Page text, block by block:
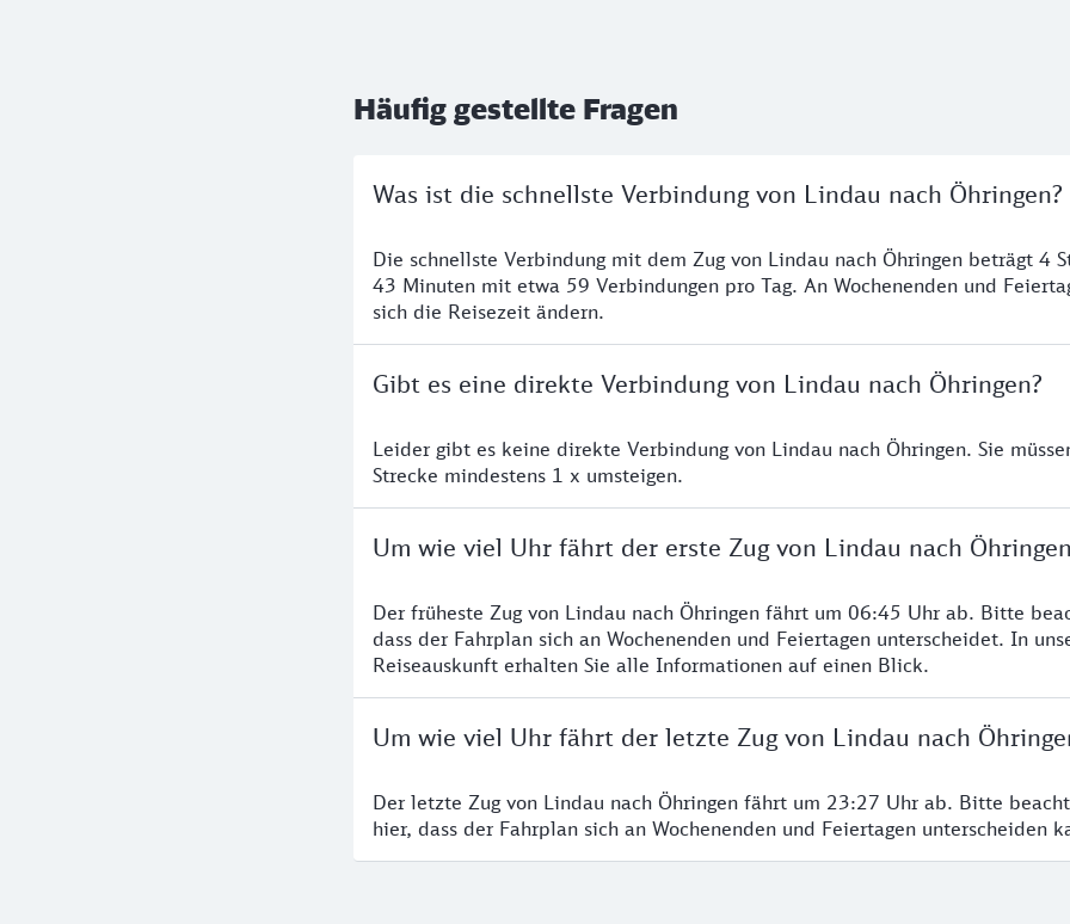
Häufig gestellte Fragen
Was ist die schnellste Verbindung von Lindau nach Öhringen?
Die schnellste Verbindung mit dem Zug von Lindau nach Öhringen beträgt 4
43 Minuten mit etwa 59 Verbindungen pro Tag. An Wochenenden und
sich die Reisezeit ändern.
Gibt es eine direkte Verbindung von Lindau nach Öhringen?
Leider gibt es keine direkte Verbindung von Lindau nach Öhringen. Sie
Strecke mindestens 1 x umsteigen.
Um wie viel Uhr fährt der erste Zug von Lindau nach
Der früheste Zug von Lindau nach Öhringen fährt um 06:45 Uhr ab. Bitte
dass der Fahrplan sich an Wochenenden und Feiertagen unterscheidet. In
Reiseauskunft erhalten Sie alle Informationen auf einen Blick.
Um wie viel Uhr fährt der letzte Zug von Lindau nach
Der letzte Zug von Lindau nach Öhringen fährt um 23:27 Uhr ab. Bitte
hier, dass der Fahrplan sich an Wochenenden und Feiertagen unterscheiden